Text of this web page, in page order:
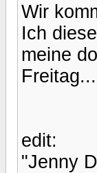
Wir
Ich
meine
Freitag...
edit:
"Jenny